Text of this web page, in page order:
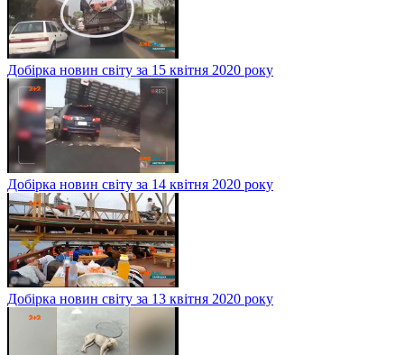
Добірка новин світу за 15 квітня 2020 року
Добірка новин світу за 14 квітня 2020 року
Добірка новин світу за 13 квітня 2020 року